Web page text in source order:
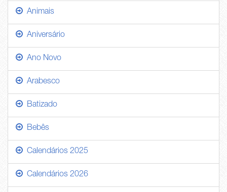
Animais
Aniversário
Ano Novo
Arabesco
Batizado
Bebês
Calendários 2025
Calendários 2026